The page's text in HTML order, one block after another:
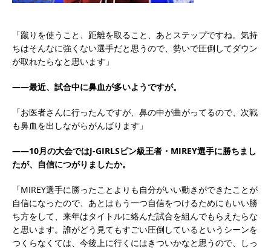
「蹴りを使うこと、距離を取ること、あとステップですね。気持
ちはそんなに強くない選手だと思うので、勢いで圧倒してダウン
が取れたらなと思います」
――最近、試合中に鼻血が多いようですが。
「お医者さんに行ったんですが、鼻の中が曲がってるので、次戦
も鼻血を出しながらがんばります」
――10月の大会ではJ-GIRLSピン級王者・MIREY選手に勝ちまし
たが、自信につがりましたか。
「MIREY選手に勝ったことよりも自分がいい動きができたことが
自信になったので、あとはもう一つ自信をつけるためにもいい勝
ち方をして、来年はタイトルに絡んだ試合を組んでもらえたらな
と思います。誰がどう見てもすごい圧倒しているというシーンを
つくらなくては、今後上に行くにはきついかなと思うので、しっ